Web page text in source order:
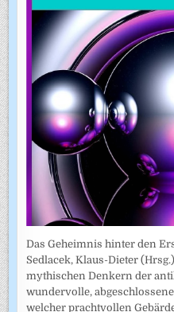
Das Geheimnis hinter den
Sedlacek, Klaus-Dieter
mythischen Denkern der
wundervolle,
welcher prachtvollen